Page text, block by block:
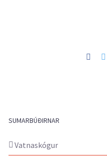
SUMARBÚÐIRNAR
Vatnaskógur